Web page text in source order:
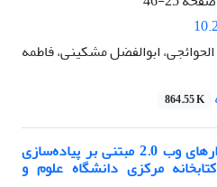
ابوالفضل مشکینی، فاطمه
864.55 K
تعیین وضعیت استفاده از ابزارهای وب 2.0 مبتنی بر پیاده‌سازی
مرکزی دانشگاه علوم و